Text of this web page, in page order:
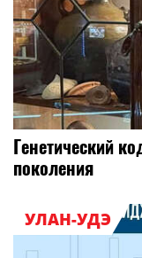
Генетический
поколения
УЛАН-УДЭ